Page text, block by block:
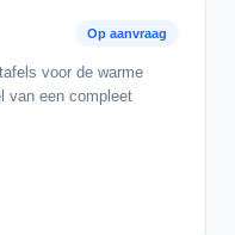
Op aanvraag
voor de warme
van een compleet